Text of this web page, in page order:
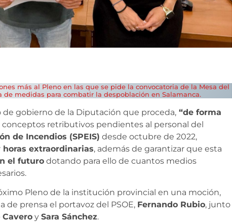
más al Pleno en las que se pide la convocatoria de la Mesa del
medidas para combatir la despoblación en Salamanca.
de gobierno de la Diputación que proceda, “de forma
conceptos retributivos pendientes al personal del
de Incendios (SPEIS) desde octubre de 2022,
extraordinarias, además de garantizar que esta
el futuro dotando para ello de cuantos medios
Pleno de la institución provincial en una moción,
prensa el portavoz del PSOE, Fernando Rubio, junto
Cavero y Sara Sánchez.